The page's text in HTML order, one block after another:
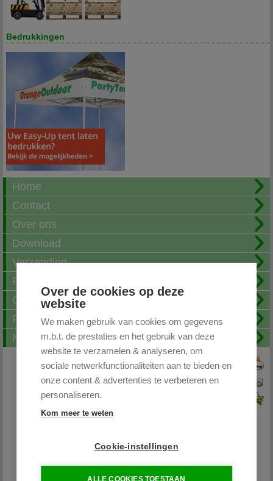
Over de cookies op deze
website
We maken gebruik van cookies om gegevens
m.b.t. de prestaties en het gebruik van deze
website te verzamelen & analyseren, om
sociale netwerkfunctionaliteiten aan te bieden en
onze content & advertenties te verbeteren en
personaliseren.
Kom meer te weten
Cookie-instellingen
ALLE COOKIES TOESTAAN
Bedrukkingen
Home
Contact
Over ons
Download
Verzending
Fotoalbum
Openingstijden
FAQ
Nieuwsbrief
Print deze pagina
Pagina doorsturen